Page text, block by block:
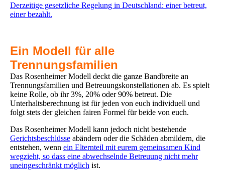
Derzeitige gesetzliche Regelung in Deutschland: einer betreut,
einer bezahlt.
Ein Modell für alle
Trennungsfamilien
Das Rosenheimer Modell deckt die ganze Bandbreite an
Trennungsfamilien und Betreuungskonstellationen ab. Es spielt
keine Rolle, ob ihr 3%, 20% oder 90% betreut. Die
Unterhaltsberechnung ist für jeden von euch individuell und
folgt stets der gleichen fairen Formel für beide von euch.
Das Rosenheimer Modell kann jedoch nicht bestehende
Gerichtsbeschlüsse abändern oder die Schäden abmildern, die
entstehen, wenn ein Elternteil mit eurem gemeinsamen Kind
wegzieht, so dass eine abwechselnde Betreuung nicht mehr
uneingeschränkt möglich ist.